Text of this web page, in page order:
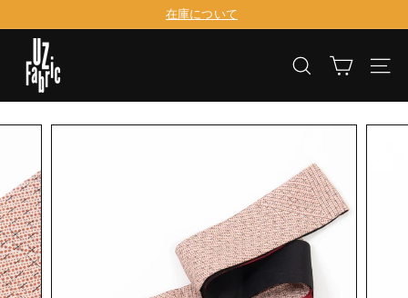
ン
動
ス
シ
す
る
在庫について
Z
b
r
i
c
検索 サイ